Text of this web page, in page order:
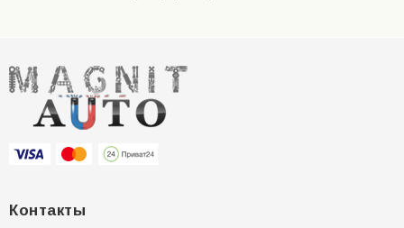
Контакты